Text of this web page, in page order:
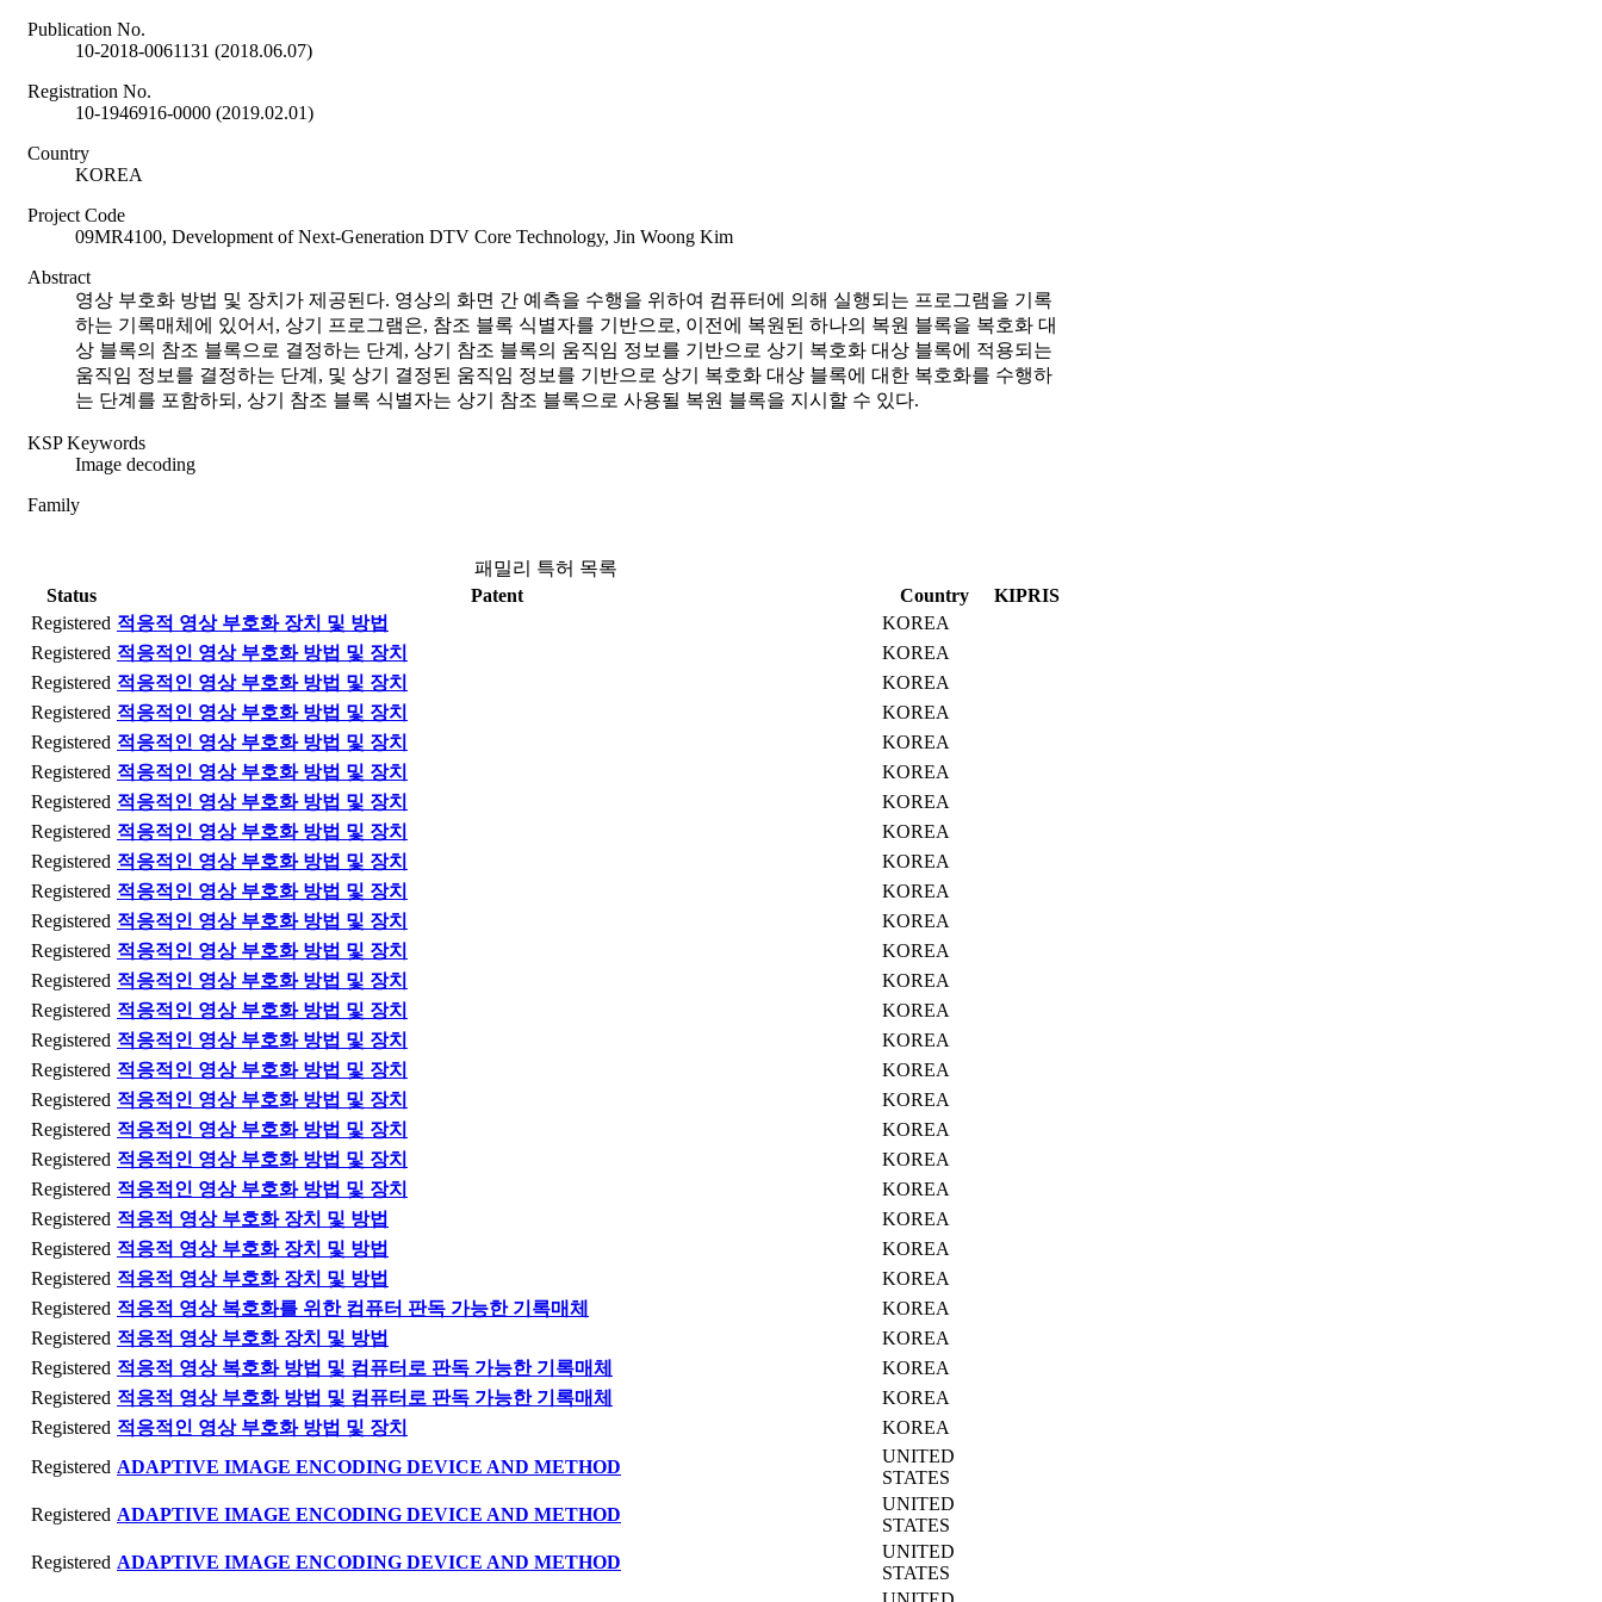
Publication No.
10-2018-0061131 (2018.06.07)
Registration No.
10-1946916-0000 (2019.02.01)
Country
KOREA
Project Code
09MR4100, Development of Next-Generation DTV Core Technology, Jin Woong Kim
Abstract
영상 부호화 방법 및 장치가 제공된다. 영상의 화면 간 예측을 수행을 위하여 컴퓨터에 의해 실행되는 프로그램을 기록
하는 기록매체에 있어서, 상기 프로그램은, 참조 블록 식별자를 기반으로, 이전에 복원된 하나의 복원 블록을 복호화 대
상 블록의 참조 블록으로 결정하는 단계, 상기 참조 블록의 움직임 정보를 기반으로 상기 복호화 대상 블록에 적용되는
움직임 정보를 결정하는 단계, 및 상기 결정된 움직임 정보를 기반으로 상기 복호화 대상 블록에 대한 복호화를 수행하
는 단계를 포함하되, 상기 참조 블록 식별자는 상기 참조 블록으로 사용될 복원 블록을 지시할 수 있다.
KSP Keywords
Image decoding
Family
패밀리 특허 목록
Status
Patent Country
KIPRIS
Registered 적응적 영상 부호화 장치 및 방법
KOREA
Registered 적응적인 영상 부호화 방법 및 장치
KOREA
Registered 적응적인 영상 부호화 방법 및 장치
KOREA
Registered 적응적인 영상 부호화 방법 및 장치
KOREA
Registered 적응적인 영상 부호화 방법 및 장치
KOREA
Registered 적응적인 영상 부호화 방법 및 장치
KOREA
Registered 적응적인 영상 부호화 방법 및 장치
KOREA
Registered 적응적인 영상 부호화 방법 및 장치
KOREA
Registered 적응적인 영상 부호화 방법 및 장치
KOREA
Registered 적응적인 영상 부호화 방법 및 장치
KOREA
Registered 적응적인 영상 부호화 방법 및 장치
KOREA
Registered 적응적인 영상 부호화 방법 및 장치
KOREA
Registered 적응적인 영상 부호화 방법 및 장치
KOREA
Registered 적응적인 영상 부호화 방법 및 장치
KOREA
Registered 적응적인 영상 부호화 방법 및 장치
KOREA
Registered 적응적인 영상 부호화 방법 및 장치
KOREA
Registered 적응적인 영상 부호화 방법 및 장치
KOREA
Registered 적응적인 영상 부호화 방법 및 장치
KOREA
Registered 적응적인 영상 부호화 방법 및 장치
KOREA
Registered 적응적인 영상 부호화 방법 및 장치
KOREA
Registered 적응적 영상 부호화 장치 및 방법
KOREA
Registered 적응적 영상 부호화 장치 및 방법
KOREA
Registered 적응적 영상 부호화 장치 및 방법
KOREA
Registered 적응적 영상 복호화를 위한 컴퓨터 판독 가능한 기록매체
KOREA
Registered 적응적 영상 부호화 장치 및 방법
KOREA
Registered 적응적 영상 복호화 방법 및 컴퓨터로 판독 가능한 기록매체
KOREA
Registered 적응적 영상 부호화 방법 및 컴퓨터로 판독 가능한 기록매체
KOREA
Registered 적응적인 영상 부호화 방법 및 장치
KOREA
Registered ADAPTIVE IMAGE ENCODING DEVICE AND METHOD
UNITED
STATES
Registered ADAPTIVE IMAGE ENCODING DEVICE AND METHOD
UNITED
STATES
Registered ADAPTIVE IMAGE ENCODING DEVICE AND METHOD
UNITED
STATES